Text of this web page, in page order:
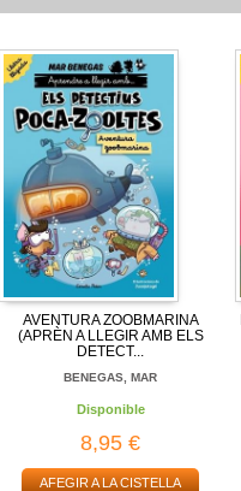
AVENTURA ZOOBMARINA
(APRÈN A LLEGIR AMB ELS
DETECT...
BENEGAS, MAR
Disponible
8,95 €
AFEGIR A LA CISTELLA